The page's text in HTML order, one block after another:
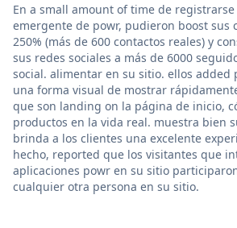
En a small amount of time de
emergente de powr, pudieron boost sus
250% (más de 600 contactos reales) y
sus redes sociales a más de 6000
social. alimentar en su sitio. ellos added
una forma visual de mostrar
que son landing on la página de inicio,
productos en la vida real. muestra bien
brinda a los clientes una excelente
hecho, reported que los visitantes que
aplicaciones powr en su sitio
cualquier otra persona en su sitio.